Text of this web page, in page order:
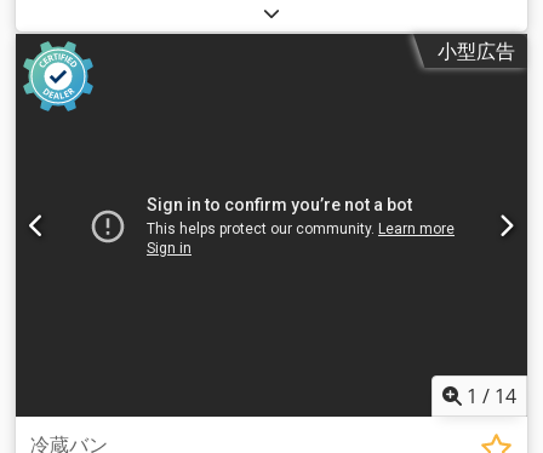
235/65R16
イールベース:3,670 mm, 燃料:ディーゼル, 色:茶色, 運転席:
デイキャブ
, 排出クラス: ユーロ6, サ
スペンション:
mm, 全高:
ルートゥース, 電動ウィンドウ調節, 電動ミラー,
小型広告
1 / 14
冷蔵バン